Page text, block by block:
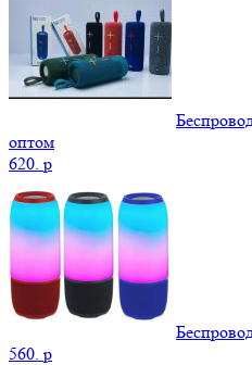
оптом
620. p
560. p